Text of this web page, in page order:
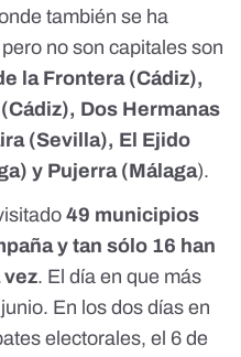
también se ha
no son capitales son
la Frontera (Cádiz),
Dos Hermanas
(Sevilla), El Ejido
y Pujerra (Málaga).
49 municipios
y tan sólo 16 han
vez. El día en que más
En los dos días en
electorales, el 6 de